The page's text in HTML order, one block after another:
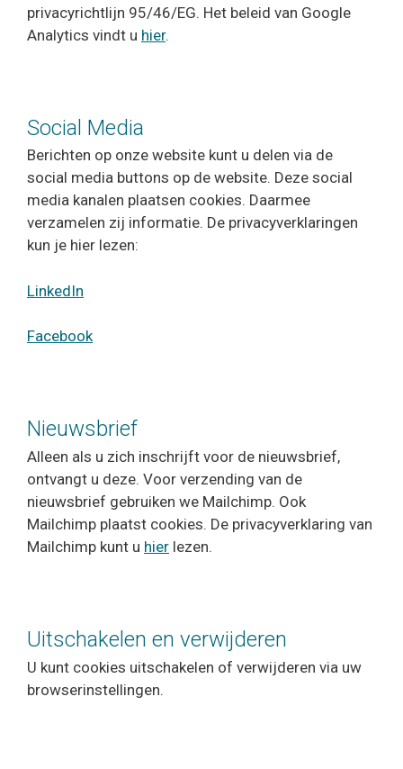
privacyrichtlijn 95/46/EG. Het beleid van Google
Analytics vindt u hier.
Social Media
Berichten op onze website kunt u delen via de
social media buttons op de website. Deze social
media kanalen plaatsen cookies. Daarmee
verzamelen zij informatie. De privacyverklaringen
kun je hier lezen:
LinkedIn
Facebook
Nieuwsbrief
Alleen als u zich inschrijft voor de nieuwsbrief,
ontvangt u deze. Voor verzending van de
nieuwsbrief gebruiken we Mailchimp. Ook
Mailchimp plaatst cookies. De privacyverklaring van
Mailchimp kunt u hier lezen.
Uitschakelen en verwijderen
U kunt cookies uitschakelen of verwijderen via uw
browserinstellingen.